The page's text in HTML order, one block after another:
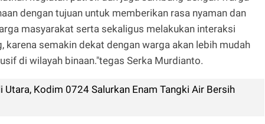
dengan tujuan untuk memberikan rasa nyaman dan
masyarakat serta sekaligus melakukan interaksi
karena semakin dekat dengan warga akan lebih mudah
di wilayah binaan."tegas Serka Murdianto.
Utara, Kodim 0724 Salurkan Enam Tangki Air Bersih